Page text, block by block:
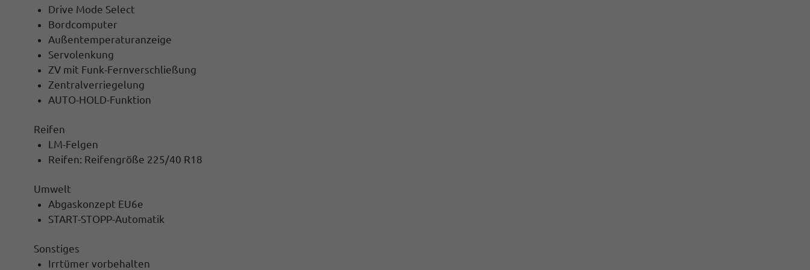
Drive Mode Select
Bordcomputer
Außentemperaturanzeige
Servolenkung
ZV mit Funk-Fernverschließung
Zentralverriegelung
AUTO-HOLD-Funktion
Reifen
LM-Felgen
Reifen: Reifengröße 225/40 R18
Umwelt
Abgaskonzept EU6e
START-STOPP-Automatik
Sonstiges
Irrtümer vorbehalten